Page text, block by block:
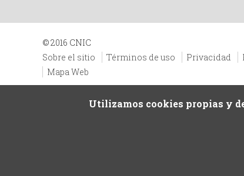
© 2016 CNIC
Sobre el sitio
Términos de uso Privacidad
Mapa Web
Utilizamos cookies propias y